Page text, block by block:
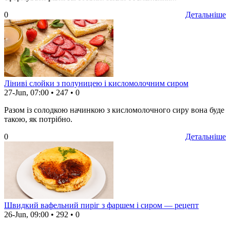
Детальніше
0
Ліниві слойки з полуницею і кисломолочним сиром
27-Jun, 07:00 • 247 • 0
Разом із солодкою начинкою з кисломолочного сиру вона буде
такою, як потрібно.
Детальніше
0
Швидкий вафельний пиріг з фаршем і сиром — рецепт
26-Jun, 09:00 • 292 • 0